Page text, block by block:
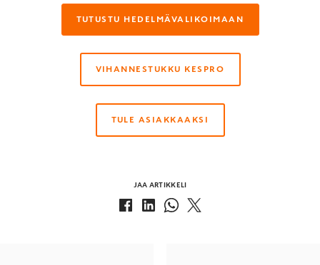
TUTUSTU HEDELMÄVALIKOIMAAN
VIHANNESTUKKU KESPRO
TULE ASIAKKAAKSI
JAA ARTIKKELI